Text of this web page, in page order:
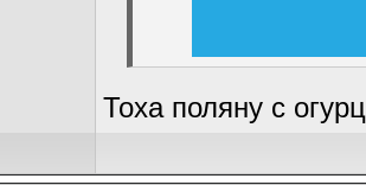
Тоха поляну с